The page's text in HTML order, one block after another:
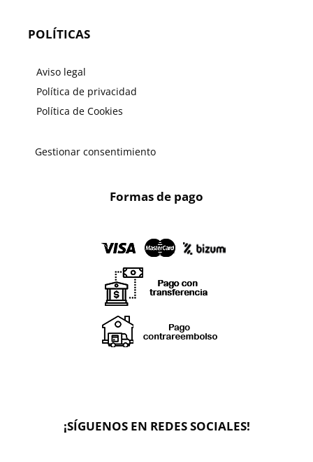
POLÍTICAS
Aviso legal
Política de privacidad
Política de Cookies
Gestionar consentimiento
Formas de pago
¡SÍGUENOS EN REDES SOCIALES!